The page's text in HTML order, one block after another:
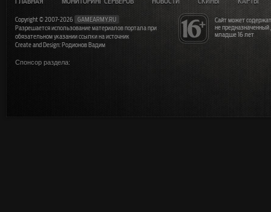
Сайт может
не
младше 16 лет
Copyright © 2007-2026
GAMEARMY.RU
Разрешается использование материалов портала при
обязательном указании ссылки на источник
Create and Design: Родионов Вадим
Спонсор раздела: